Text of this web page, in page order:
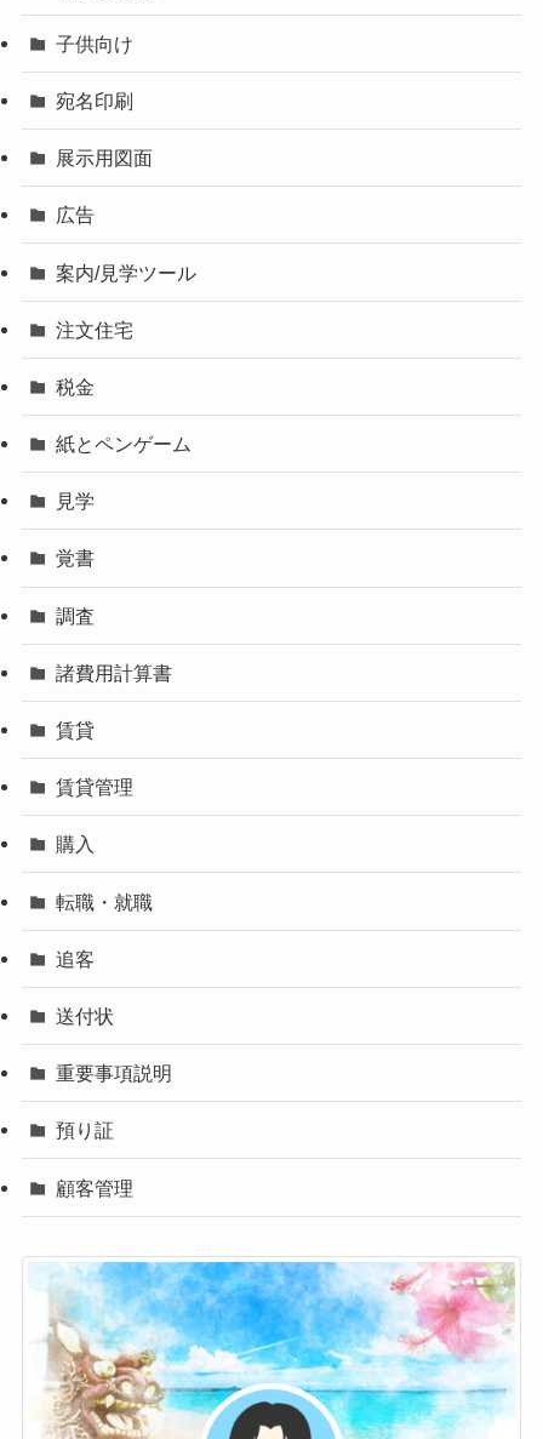
子供向け
宛名印刷
展示用図面
広告
案内/見学ツール
注文住宅
税金
紙とペンゲーム
見学
覚書
調査
諸費用計算書
賃貸
賃貸管理
購入
転職・就職
追客
送付状
重要事項説明
預り証
顧客管理